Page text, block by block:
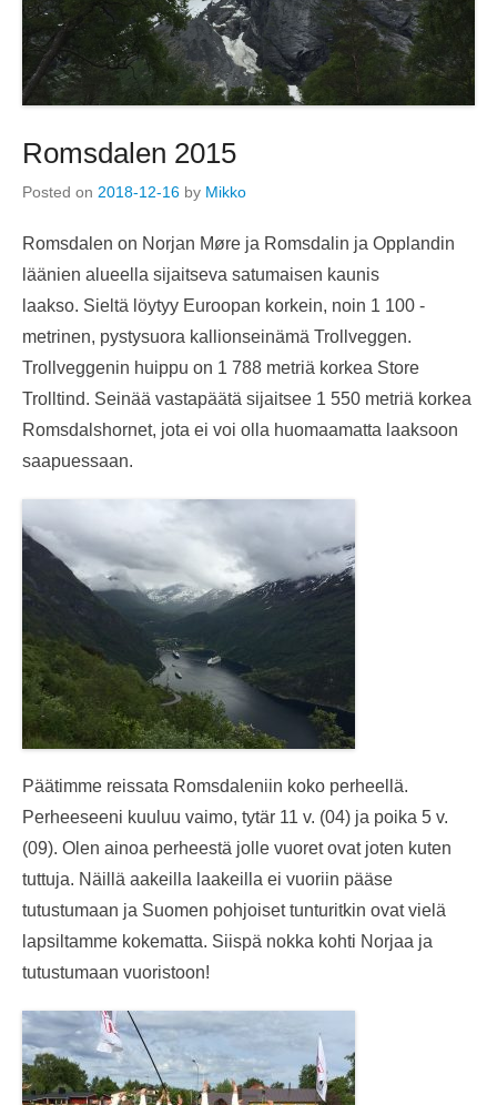
Romsdalen 2015
Posted on 2018-12-16 by Mikko
Romsdalen on Norjan Møre ja Romsdalin ja Opplandin
läänien alueella sijaitseva satumaisen kaunis
laakso. Sieltä löytyy Euroopan korkein, noin 1 100 -
metrinen, pystysuora kallionseinämä Trollveggen.
Trollveggenin huippu on 1 788 metriä korkea Store
Trolltind. Seinää vastapäätä sijaitsee 1 550 metriä korkea
Romsdalshornet, jota ei voi olla huomaamatta laaksoon
saapuessaan.
Päätimme reissata Romsdaleniin koko perheellä.
Perheeseeni kuuluu vaimo, tytär 11 v. (04) ja poika 5 v.
(09). Olen ainoa perheestä jolle vuoret ovat joten kuten
tuttuja. Näillä aakeilla laakeilla ei vuoriin pääse
tutustumaan ja Suomen pohjoiset tunturitkin ovat vielä
lapsiltamme kokematta. Siispä nokka kohti Norjaa ja
tutustumaan vuoristoon!